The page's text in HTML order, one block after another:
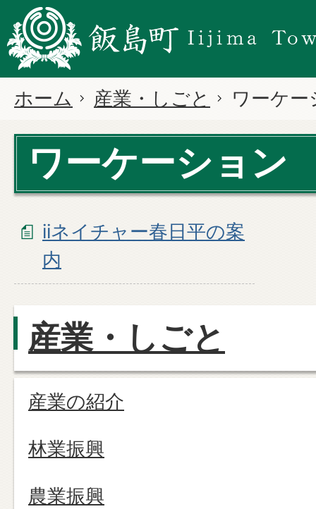
ホーム 産業・しごと ワーケー
ワーケーション
iiネイチャー春日平の案
内
産業・しごと
産業の紹介
林業振興
農業振興